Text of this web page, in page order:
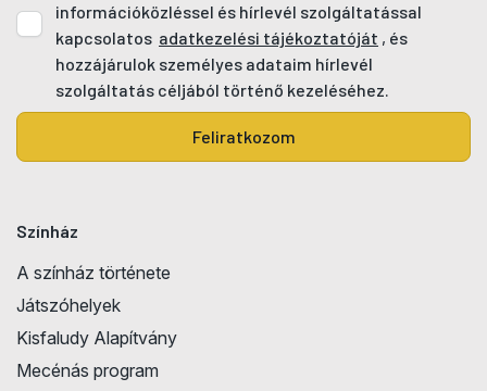
információközléssel és hírlevél szolgáltatással
kapcsolatos adatkezelési tájékoztatóját , és
hozzájárulok személyes adataim hírlevél
szolgáltatás céljából történő kezeléséhez.
Feliratkozom
Színház
A színház története
Játszóhelyek
Kisfaludy Alapítvány
Mecénás program